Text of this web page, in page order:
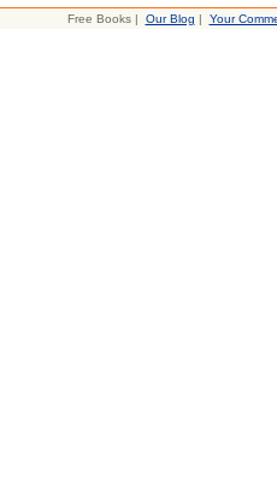
Free Books | Our Blog | Your